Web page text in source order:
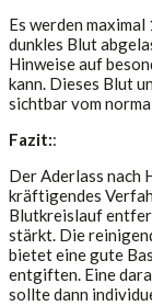
Es werden
dunkles Blut
Hinweise auf
kann. Dieses Blut
sichtbar vom
Fazit::
Der Aderlass nach
kräftigendes
Blutkreislauf
stärkt. Die
bietet eine gute
entgiften. Eine
sollte dann